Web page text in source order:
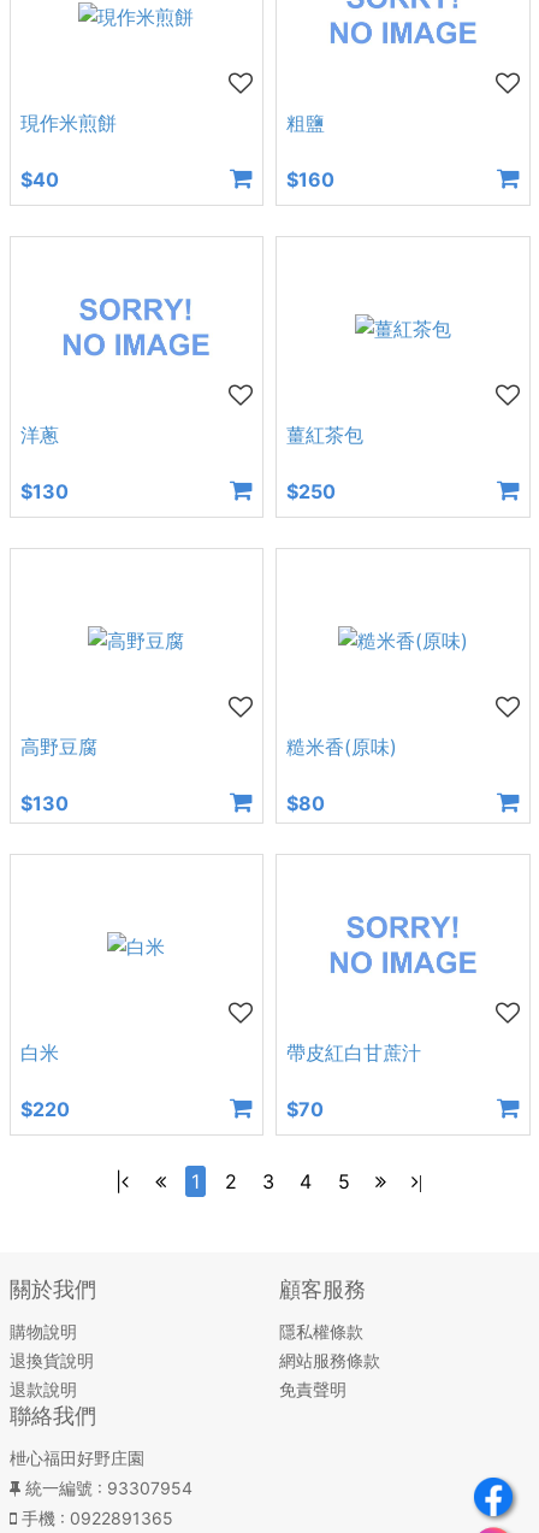
現作米煎餅
$40
粗鹽
$160
洋蔥
$130
薑紅茶包
$250
高野豆腐
$130
糙米香(原味)
$80
白米
$220
帶皮紅白甘蔗汁
$70
| 1 2 3 4 5 |
關於我們
購物說明
退換貨說明
退款說明
顧客服務
隱私權條款
網站服務條款
免責聲明
聯絡我們
枻心福田好野庄園
統一編號 : 93307954
手機 : 0922891365